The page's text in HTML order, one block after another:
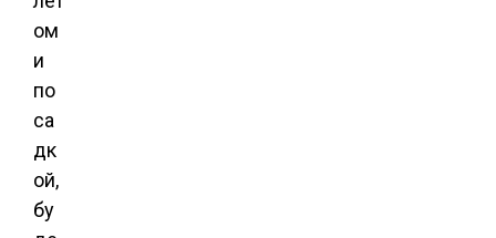
ом
и
по
са
дк
ой,
бу